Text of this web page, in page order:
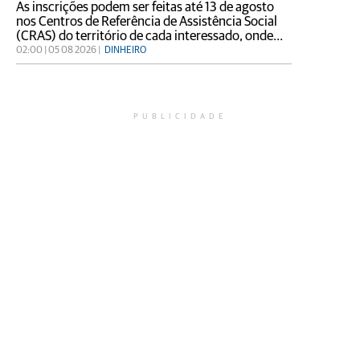
As inscrições podem ser feitas até 13 de agosto
nos Centros de Referência de Assistência Social
(CRAS) do território de cada interessado, onde
também são fornecidas informações sobre os
documentos necessários. Podem se inscrever
02:00 | 05 08 2026 | DINHEIRO
PUBLICIDADE